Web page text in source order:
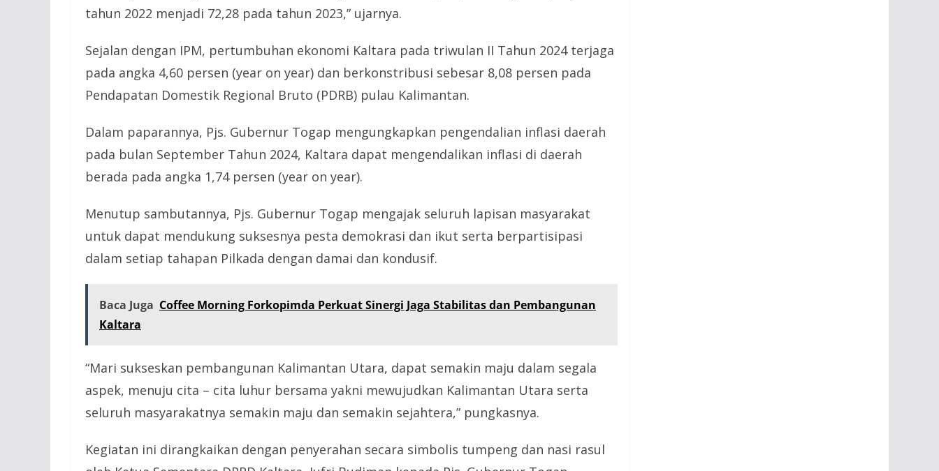
tahun 2022 menjadi 72,28 pada tahun 2023,” ujarnya.
Sejalan dengan IPM, pertumbuhan ekonomi Kaltara pada triwulan II Tahun 2024 terjaga
pada angka 4,60 persen (year on year) dan berkonstribusi sebesar 8,08 persen pada
Pendapatan Domestik Regional Bruto (PDRB) pulau Kalimantan.
Dalam paparannya, Pjs. Gubernur Togap mengungkapkan pengendalian inflasi daerah
pada bulan September Tahun 2024, Kaltara dapat mengendalikan inflasi di daerah
berada pada angka 1,74 persen (year on year).
Menutup sambutannya, Pjs. Gubernur Togap mengajak seluruh lapisan masyarakat
untuk dapat mendukung suksesnya pesta demokrasi dan ikut serta berpartisipasi
dalam setiap tahapan Pilkada dengan damai dan kondusif.
Baca Juga Coffee Morning Forkopimda Perkuat Sinergi Jaga Stabilitas dan Pembangunan
Kaltara
“Mari sukseskan pembangunan Kalimantan Utara, dapat semakin maju dalam segala
aspek, menuju cita – cita luhur bersama yakni mewujudkan Kalimantan Utara serta
seluruh masyarakatnya semakin maju dan semakin sejahtera,” pungkasnya.
Kegiatan ini dirangkaikan dengan penyerahan secara simbolis tumpeng dan nasi rasul